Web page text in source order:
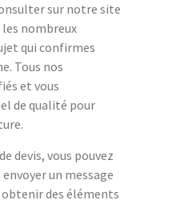
sur notre site
nombreux
qui confirmes
Tous nos
et vous
de qualité pour
devis, vous pouvez
un message
des éléments